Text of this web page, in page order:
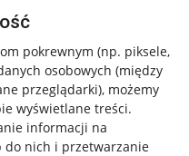
pokrewnym (np. piksele,
osobowych (między
przeglądarki), możemy
wyświetlane treści.
informacji na
do nich i przetwarzanie